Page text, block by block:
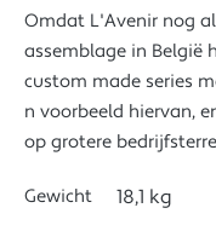
Omdat L'Avenir nog
assemblage in België
custom made series
n voorbeeld hiervan,
op grotere
Gewicht 18,1 kg